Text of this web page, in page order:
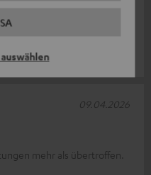
kurz.
mehr als übertroffen.
09.04.2026